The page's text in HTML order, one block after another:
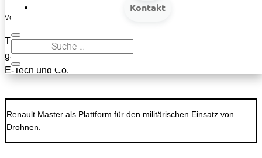
Kontakt
von
Trafic, Goelette und Estafette E-Tec: Elektro-Transporter mal
ganz anders. Experten-Vorstellung: Alles über Renault Trafic
E-Tech und Co.
Renault Master als Plattform für den militärischen Einsatz von
Drohnen.